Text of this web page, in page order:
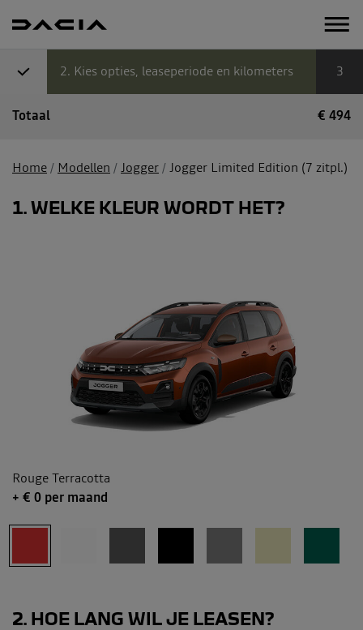
2 Kies opties, leaseperiode en kilometers 3
Totaal € 494
Home Modellen Jogger Jogger Limited Edition (7 zitpl.)
1 WELKE KLEUR WORDT HET?
Rouge Terracotta
+ € 0 per maand
2 HOE LANG WIL JE LEASEN?